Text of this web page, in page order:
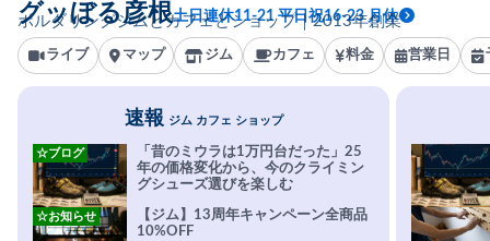
ボルダリングジムとカフェとショップ｜2013年創業
グッぼる彦根土日連休11-21 平日祝16-23 月休
ライブ マップ ジム カフェ 料金 営業日
速報 ジム カフェ ショップ
「昔のミウラは1万円台だった」25
年の価格変化から、今のクライミン
グシューズ選びを楽しむ
☆ブログ
【ジム】13周年キャンペーン全商品
10%OFF
☆お知らせ